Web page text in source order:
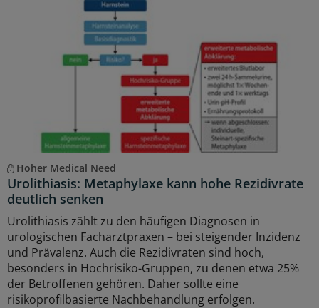
Hoher Medical Need
Urolithiasis: Metaphylaxe kann hohe Rezidivrate
deutlich senken
Urolithiasis zählt zu den häufigen Diagnosen in
urologischen Facharztpraxen – bei steigender Inzidenz
und Prävalenz. Auch die Rezidivraten sind hoch,
besonders in Hochrisiko-Gruppen, zu denen etwa 25%
der Betroffenen gehören. Daher sollte eine
risikoprofilbasierte Nachbehandlung erfolgen.